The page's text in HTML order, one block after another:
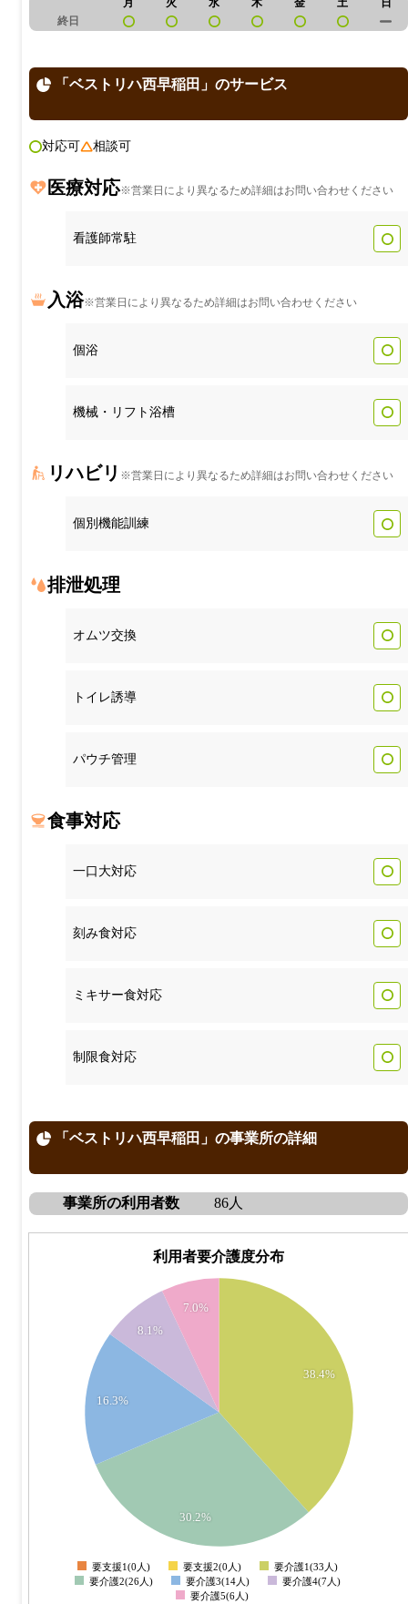
終日
「ベストリハ西早稲田」のサービス
対応可 相談可
医療対応※営業日により異なるため詳細はお問い合わせください
看護師常駐
入浴※営業日により異なるため詳細はお問い合わせください
個浴
機械・リフト浴槽
リハビリ ※営業日により異なるため詳細はお問い合わせください
個別機能訓練
排泄処理
オムツ交換
トイレ誘導
パウチ管理
食事対応
一口大対応
刻み食対応
ミキサー食対応
制限食対応
「ベストリハ西早稲田」の事業所の詳細
事業所の利用者数 86人
利用者要介護度分布
38.4%
30.2%
16.3%
8.1%
7.0%
0
要支援1(0人) 要支援2(0人)
要介護1(33人)
要介護2(26人)
要介護3(14人)
要介護4(7人)
要介護5(6人)